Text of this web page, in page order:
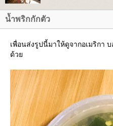
น้ำพริกกักตัว
เพื่อนส่งรูปนี้มาให้ดูจากอเมริกา
ด้ว